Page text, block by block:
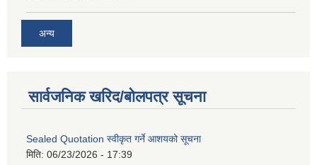
अन्य
सार्वजनिक खरिद/बोलपत्र सूचना
Sealed Quotation स्वीकृत गर्ने आशयको सूचना
मिति: 06/23/2026 - 17:39